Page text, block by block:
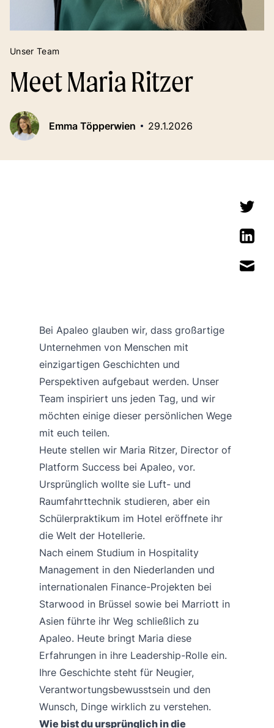
Unser Team
Meet Maria Ritzer
Emma Töpperwien 29.1.2026
Bei Apaleo glauben wir, dass großartige
Unternehmen von Menschen mit
einzigartigen Geschichten und
Perspektiven aufgebaut werden. Unser
Team inspiriert uns jeden Tag, und wir
möchten einige dieser persönlichen Wege
mit euch teilen.
Heute stellen wir Maria Ritzer, Director of
Platform Success bei Apaleo, vor.
Ursprünglich wollte sie Luft- und
Raumfahrttechnik studieren, aber ein
Schülerpraktikum im Hotel eröffnete ihr
die Welt der Hotellerie.
Nach einem Studium in Hospitality
Management in den Niederlanden und
internationalen Finance-Projekten bei
Starwood in Brüssel sowie bei Marriott in
Asien führte ihr Weg schließlich zu
Apaleo. Heute bringt Maria diese
Erfahrungen in ihre Leadership-Rolle ein.
Ihre Geschichte steht für Neugier,
Verantwortungsbewusstsein und den
Wunsch, Dinge wirklich zu verstehen.
Wie bist du ursprünglich in die